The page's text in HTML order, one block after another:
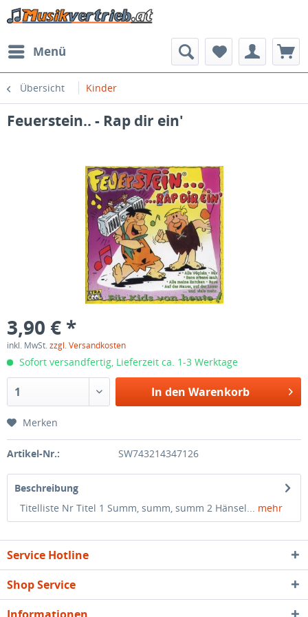
Menü
Übersicht Kinder
Feuerstein.. - Rap dir ein'
3,90 € *
inkl. MwSt.zzgl. Versandkosten
Sofort versandfertig, Lieferzeit ca. 1-3 Werktage
In den Warenkorb
Merken
Artikel-Nr.: SW743214347126
Beschreibung
Titelliste Nr Titel 1 Summ, summ, summ 2 Hänsel... mehr
Service Hotline
Shop Service